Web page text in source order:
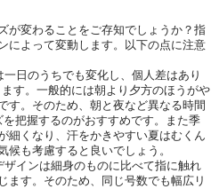
が変わることをご存知でしょうか？指
によって変動します。以下の点に注意
一日のうちでも変化し、個人差はあり
す。一般的には朝より夕方のほうがや
す。そのため、朝と夜など異なる時間
把握するのがおすすめです。また季
細くなり、汗をかきやすい夏はむくん
も考慮すると良いでしょう。
ザインは細身のものに比べて指に触れ
ます。そのため、同じ号数でも幅広リ